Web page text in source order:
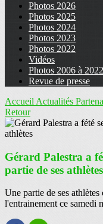
Photos 2026
Photos 2025
Photos 2024
Photos 2023
Photos 2022
Vidéos
Photos 2006 à 2022
Revue de presse
Accueil Actualités
Retour
Gérard Palestra a
partie de ses athlètes
Une partie de ses
l'entrainement ce samedi